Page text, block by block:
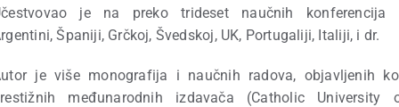
je na preko trideset naučnih konferencija
Španiji, Grčkoj, Švedskoj, UK, Portugaliji, Italiji, i dr.
je više monografija i naučnih radova, objavljenih
međunarodnih izdavača (Catholic University